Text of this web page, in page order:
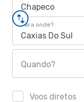
Chapeco
Para onde?
Caxias Do Sul
Quando?
Voos diretos